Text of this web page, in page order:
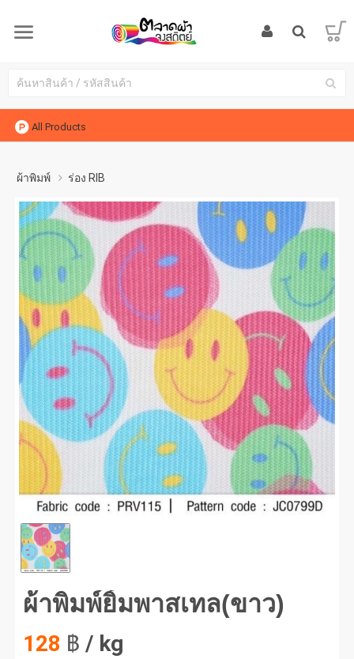
All Products
ผ้าพิมพ์ ร่อง RIB
พิมพ์ยิ้มพาสเทล(ขาว) #1
ผ้าพิมพ์ยิ้มพาสเทล(ขาว)
128 ฿ / kg